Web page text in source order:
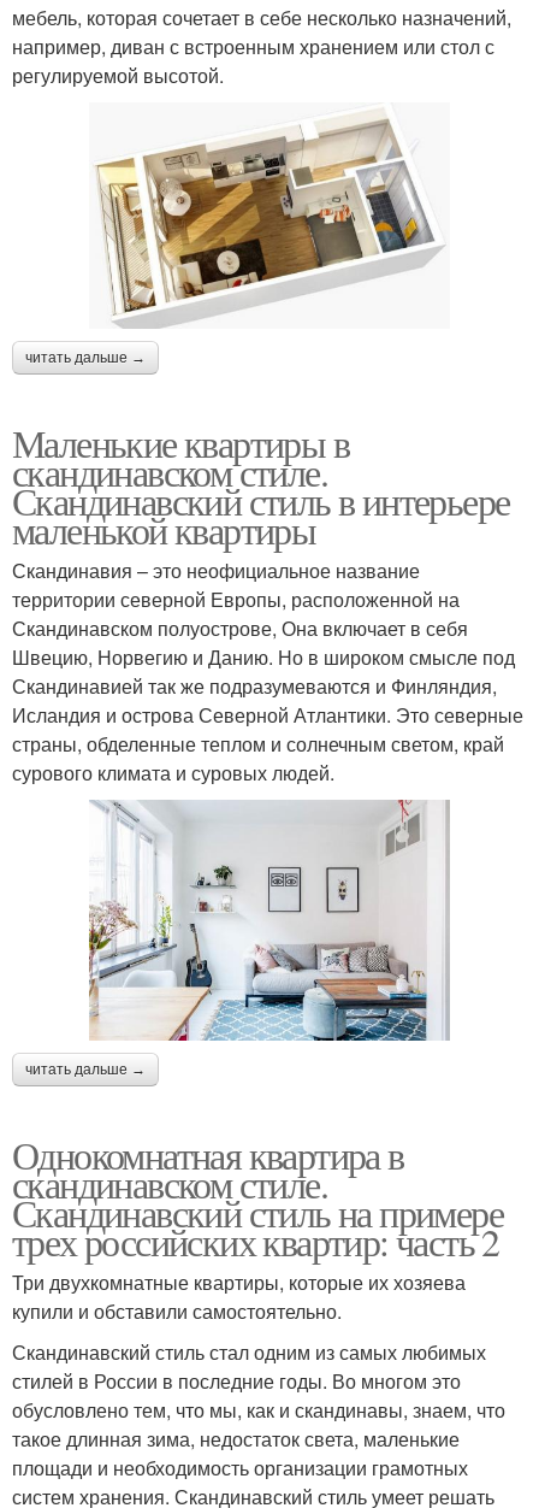
мебель, которая сочетает в себе несколько назначений,
например, диван с встроенным хранением или стол с
регулируемой высотой.
читать дальше →
Маленькие квартиры в
скандинавском стиле.
Скандинавский стиль в интерьере
маленькой квартиры
Скандинавия – это неофициальное название
территории северной Европы, расположенной на
Скандинавском полуострове, Она включает в себя
Швецию, Норвегию и Данию. Но в широком смысле под
Скандинавией так же подразумеваются и Финляндия,
Исландия и острова Северной Атлантики. Это северные
страны, обделенные теплом и солнечным светом, край
сурового климата и суровых людей.
читать дальше →
Однокомнатная квартира в
скандинавском стиле.
Скандинавский стиль на примере
трех российских квартир: часть 2
Три двухкомнатные квартиры, которые их хозяева
купили и обставили самостоятельно.
Скандинавский стиль стал одним из самых любимых
стилей в России в последние годы. Во многом это
обусловлено тем, что мы, как и скандинавы, знаем, что
такое длинная зима, недостаток света, маленькие
площади и необходимость организации грамотных
систем хранения. Скандинавский стиль умеет решать